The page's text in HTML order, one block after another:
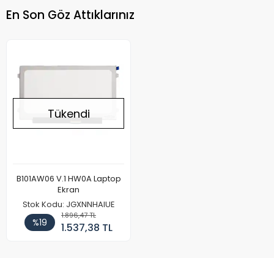
En Son Göz Attıklarınız
Tükendi
B101AW06 V.1 HW0A Laptop
Ekran
Stok Kodu: JGXNNHAIUE
%19
1.896,47 TL
1.537,38 TL